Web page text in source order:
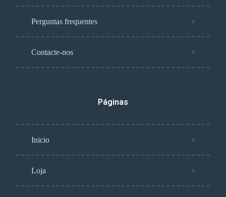
Perguntas frequentes
Contacte-nos
Páginas
Inicio
Loja